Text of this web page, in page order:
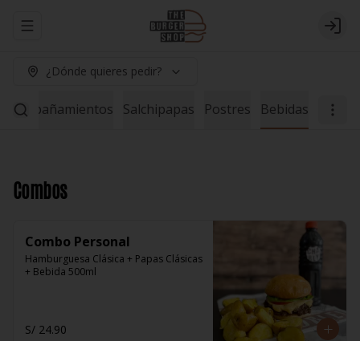
Abrir menu de navegación Login
¿Dónde quieres pedir?
Acompañamientos Salchipapas Postres Bebidas
Combos
Combo Personal
Hamburguesa Clásica + Papas Clásicas
+ Bebida 500ml
S/ 24.90